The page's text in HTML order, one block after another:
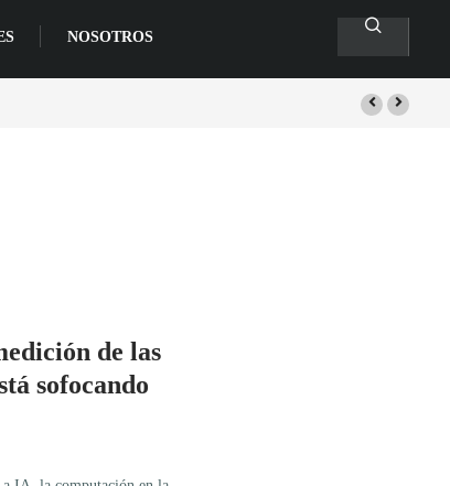
NOSOTROS
de las
sofocando